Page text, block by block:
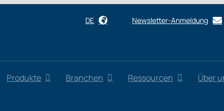
DE Newsletter-Anmeldung
Produkte Branchen Ressourcen Über